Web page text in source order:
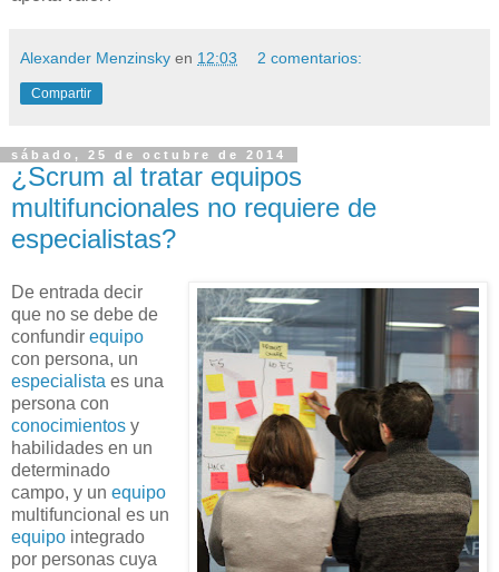
Alexander Menzinsky en 12:03 2 comentarios:
Compartir
sábado, 25 de octubre de 2014
¿Scrum al tratar equipos
multifuncionales no requiere de
especialistas?
De entrada decir
que no se debe de
confundir equipo
con persona, un
especialista es una
persona con
conocimientos y
habilidades en un
determinado
campo, y un equipo
multifuncional es un
equipo integrado
por personas cuya